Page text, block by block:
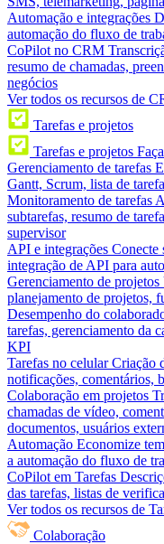
Automação e integrações
automação do fluxo de
CoPilot no CRM
resumo de chamadas,
negócios
Ver todos os recursos de
Tarefas e projetos
Tarefas e projetos
Gerenciamento de tarefas
Gantt, Scrum, lista de
Monitoramento de tarefas
subtarefas, resumo de
supervisor
API e integrações Conecte
integração de API para
Gerenciamento de projetos
planejamento de projetos,
Desempenho do
tarefas, gerenciamento da
KPI
Tarefas no celular Criação
notificações, comentários,
Colaboração em projetos
chamadas de vídeo,
documentos, usuários
Automação Economize
a automação do fluxo de
CoPilot em Tarefas
das tarefas, listas de
Ver todos os recursos de
Colaboração